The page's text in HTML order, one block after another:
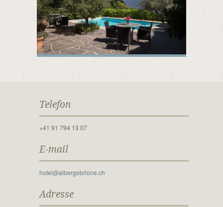
Telefon
+41 91 794 13 07
E-mail
hotel@albergobrione.ch
Adresse